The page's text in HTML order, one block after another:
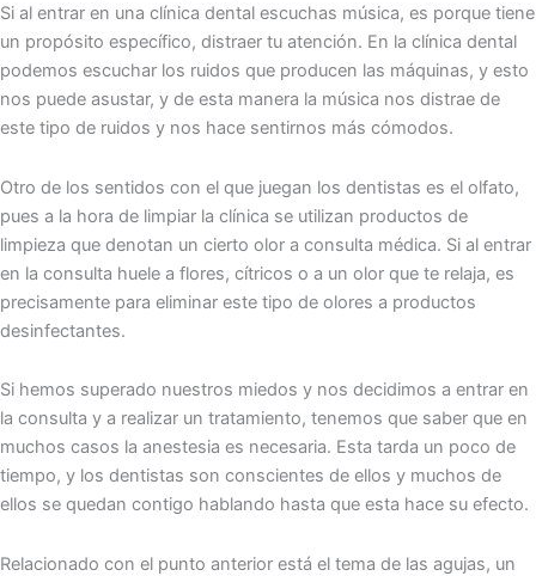
Si al entrar en una clínica dental escuchas música, es porque tiene
un propósito específico, distraer tu atención. En la clínica dental
podemos escuchar los ruidos que producen las máquinas, y esto
nos puede asustar, y de esta manera la música nos distrae de
este tipo de ruidos y nos hace sentirnos más cómodos.
Otro de los sentidos con el que juegan los dentistas es el olfato,
pues a la hora de limpiar la clínica se utilizan productos de
limpieza que denotan un cierto olor a consulta médica. Si al entrar
en la consulta huele a flores, cítricos o a un olor que te relaja, es
precisamente para eliminar este tipo de olores a productos
desinfectantes.
Si hemos superado nuestros miedos y nos decidimos a entrar en
la consulta y a realizar un tratamiento, tenemos que saber que en
muchos casos la anestesia es necesaria. Esta tarda un poco de
tiempo, y los dentistas son conscientes de ellos y muchos de
ellos se quedan contigo hablando hasta que esta hace su efecto.
Relacionado con el punto anterior está el tema de las agujas, un